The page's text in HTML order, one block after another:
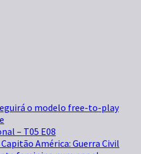
o modelo free-to-play
– T05 E08
América: Guerra Civil